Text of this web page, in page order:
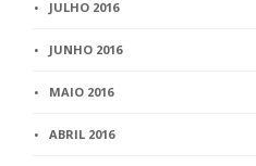
JULHO 2016
JUNHO 2016
MAIO 2016
ABRIL 2016